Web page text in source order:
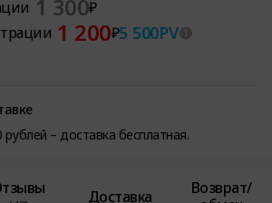
1 300₽
1 200₽5 500PV
рублей – доставка бесплатная.
Доставка
Возврат/